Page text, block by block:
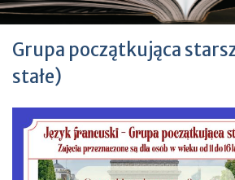
Grupa początkująca
stałe)